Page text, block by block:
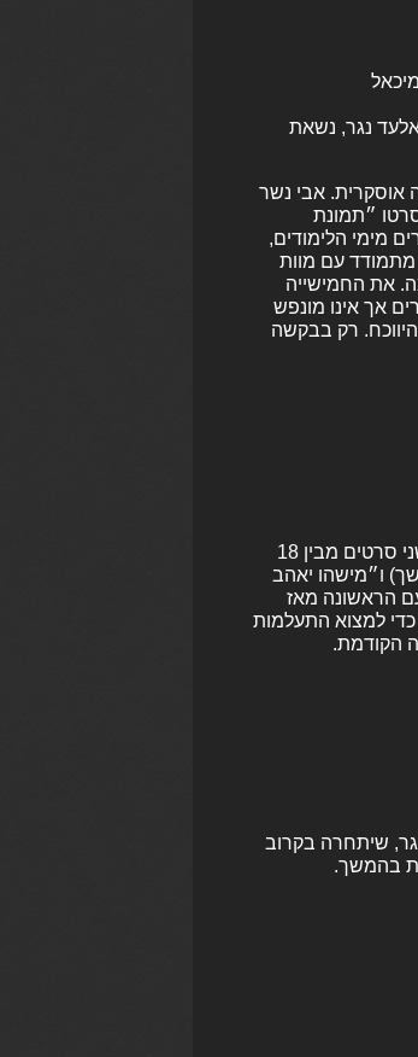
אלעד נגר, נשאת
אוסקרית. אבי נשר
״תמונת
מימי הלימודים,
מתמודד עם מוות
את החמישייה
אך אינו מונפש
רק בבקשה
אותה החמישייה כמו בפרס הסרט וזה הזמן לדבר על מי שלא כאן – הבמאיות. רק שני סרטים מבין 18
ו״מישהו יאהב
הראשונה מאז
2015 שאין סרט של במאית בשלב הבא של האופירים, כאשר צריך לחזור עד 2009 כדי למצוא התעלמות
הקודמת.
שיתחרה בקרוב
בהמשך.